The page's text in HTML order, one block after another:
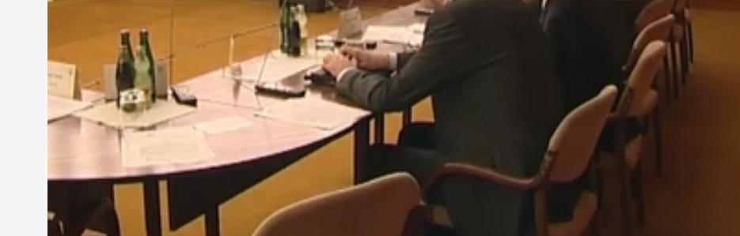
Czeglédy Csaba arra kérte az ellenzéki frakciót, hogy tegyenek javaslatot az 1 milliárdos elvonás elosztására a
különböző ágazatok között. 10 óra előtt néhány perccel ismét szünetet rendelt el a polgármester állampolgári
eskütétel miatt. Mire visszatért a terembe, már nem volt határozatképes a közgyűlés, ezért ismét érdemi
munkavégzés nélkül fejeződött be az ülés. A polgármester jövő csütörtökön 9 órára ismét összehívta a képviselőket.
Az MSZP sajtóközleménye:
"A Fidesz ötödik alkalommal sem tárgyalta meg városunk költségvetését, Marton Zsolt frakcióvezető és több
fideszes képviselő pedig meg sem jelent a közgyűlésen. Tovább folytatódik a jobboldali tragikomédia, melynek mai
felvonásában Szakács Dávidtól, a jogi bizottság elnökétől megtudhattuk, nem probléma az, hogy önkormányzatunk
mulasztásos törvénysértést követ el.